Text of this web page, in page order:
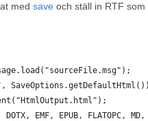
med save och ställ in RTF
DOTX, EMF, EPUB, FLATOPC,